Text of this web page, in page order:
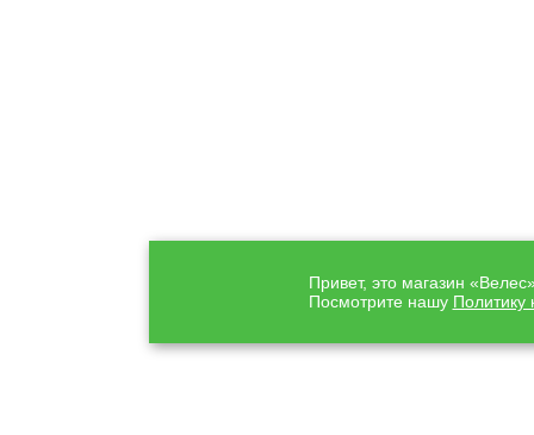
Привет, это магазин
Посмотрите нашу Политику